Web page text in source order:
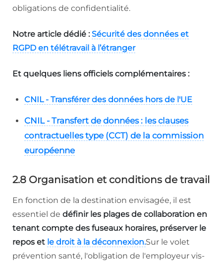
obligations de confidentialité.
Notre article dédié : Sécurité des données et
RGPD en télétravail à l’étranger
Et quelques liens officiels complémentaires :
CNIL - Transférer des données hors de l'UE
CNIL - Transfert de données : les clauses
contractuelles type (CCT) de la commission
européenne
2.8 Organisation et conditions de travail
En fonction de la destination envisagée, il est
essentiel de définir les plages de collaboration en
tenant compte des fuseaux horaires, préserver le
repos et le droit à la déconnexion.Sur le volet
prévention santé, l'obligation de l'employeur vis-